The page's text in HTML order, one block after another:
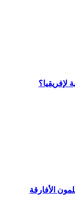
لإفريقيا؟
الأفارقة